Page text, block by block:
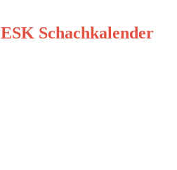
ESK Schachkalender